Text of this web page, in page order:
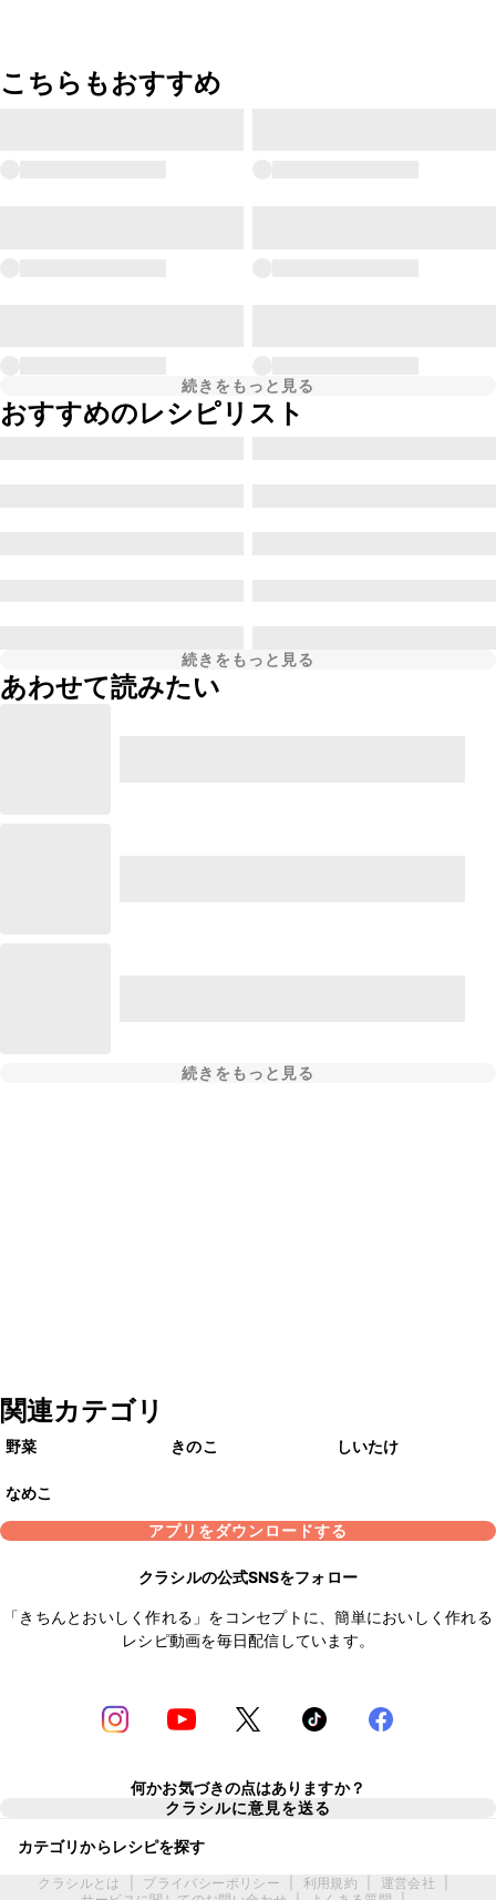
こちらもおすすめ
続きをもっと見る
おすすめのレシピリスト
続きをもっと見る
あわせて読みたい
続きをもっと見る
関連カテゴリ
野菜 きのこ しいたけ
なめこ
アプリをダウンロードする
クラシルの公式SNSをフォロー
「きちんとおいしく作れる」をコンセプトに、簡単においしく作れる
レシピ動画を毎日配信しています。
何かお気づきの点はありますか？
クラシルに意見を送る
カテゴリからレシピを探す
クラシルとは プライバシーポリシー 利用規約 運営会社